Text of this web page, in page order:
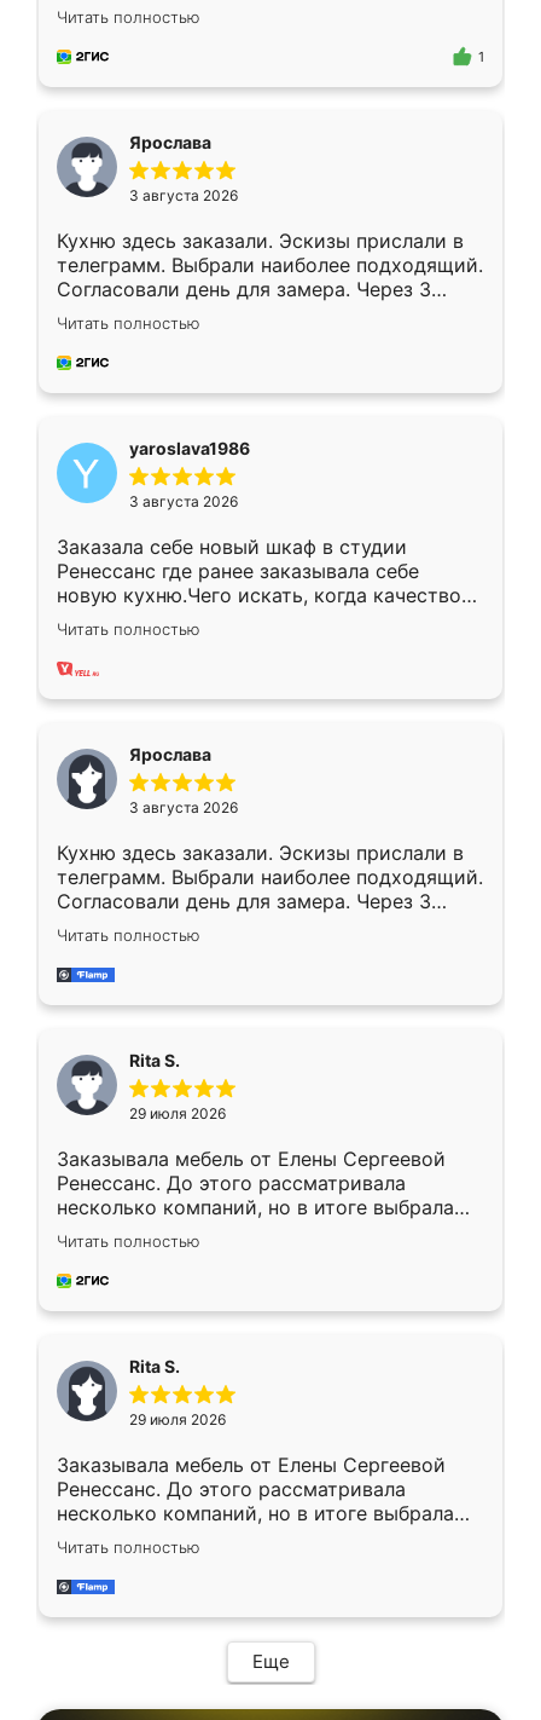
короткие сроки изготовления. Приехавший
для замера сотрудник Владислав
предложил по моему эскизу самый
Читать полностью
1
Ярослава
3 августа 2026
Кухню здесь заказали. Эскизы прислали в
телеграмм. Выбрали наиболее подходящий.
Согласовали день для замера. Через 3
недели кухня была уже готова. Остались
довольны работой. Спасибо Ренессанс
мебель за качественную работу!
Читать полностью
yaroslava1986
3 августа 2026
Заказала себе новый шкаф в студии
Ренессанс где ранее заказывала себе
новую кухню.Чего искать, когда качеством
вполне довольна. Служит кухня уже почти
два года, нареканий нет.
Читать полностью
Ярослава
3 августа 2026
Кухню здесь заказали. Эскизы прислали в
телеграмм. Выбрали наиболее подходящий.
Согласовали день для замера. Через 3
недели кухня была уже готова. Остались
довольны работой. Спасибо Ренессанс
мебель за качественную работу!
Читать полностью
Rita S.
29 июля 2026
Заказывала мебель от Елены Сергеевой
Ренессанс. До этого рассматривала
несколько компаний, но в итоге выбрала
эту. Сначала обговорили условия, потом
приехал замерщик, всё спокойно объяснил
и снял размеры. Изготовили в срок, с
каких-либо доработок. Качеством осталась
довольна, все выглядит так, как и ожидала.
Читать полностью
Rita S.
29 июля 2026
Заказывала мебель от Елены Сергеевой
Ренессанс. До этого рассматривала
несколько компаний, но в итоге выбрала
эту. Сначала обговорили условия, потом
приехал замерщик, всё спокойно объяснил
и снял размеры. Изготовили в срок, с
мебель сразу встала на свое место без
каких-либо доработок. Качеством осталась
довольна, все выглядит так, как и ожидала.
Читать полностью
Еще